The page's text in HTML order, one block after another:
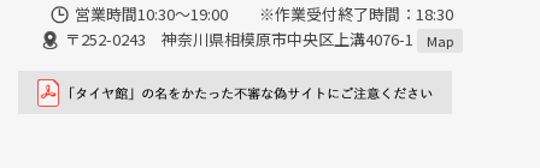
営業時間10:30～19:00 ※作業受付終了時間：18:30
〒252-0243 神奈川県相模原市中央区上溝4076-1
Map